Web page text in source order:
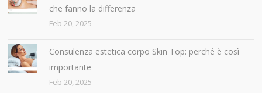
che fanno la differenza
Feb 20, 2025
Consulenza estetica corpo Skin Top: perché è così
importante
Feb 20, 2025